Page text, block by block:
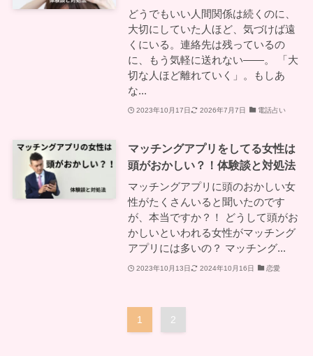
どうでもいい人間関係は続くのに、
大切にしていた人ほど、気づけば遠
くにいる。連絡先は残っているの
に、もう気軽に送れない——。 「大
切な人ほど離れていく」。もしあ
な...
2023年10月17日 2026年7月7日 電話占い
マッチングアプリをしてる女性は
頭がおかしい？！体験談と対処法
マッチングアプリに頭のおかしい女
性がたくさんいると聞いたのです
が、本当ですか？！ どうして頭がお
かしいといわれる女性がマッチング
アプリには多いの？ マッチング...
2023年10月13日 2024年10月16日 恋愛
1 2